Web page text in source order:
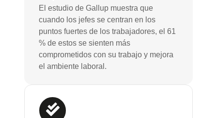
El estudio de Gallup muestra que
cuando los jefes se centran en los
puntos fuertes de los trabajadores, el 61
% de estos se sienten más
comprometidos con su trabajo y mejora
el ambiente laboral.